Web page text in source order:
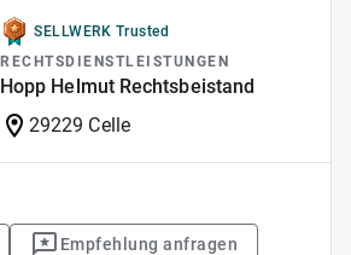
SELLWERK Trusted
RECHTSDIENSTLEISTUNGEN
Hopp Helmut Rechtsbeistand
29229 Celle
Empfehlung anfragen